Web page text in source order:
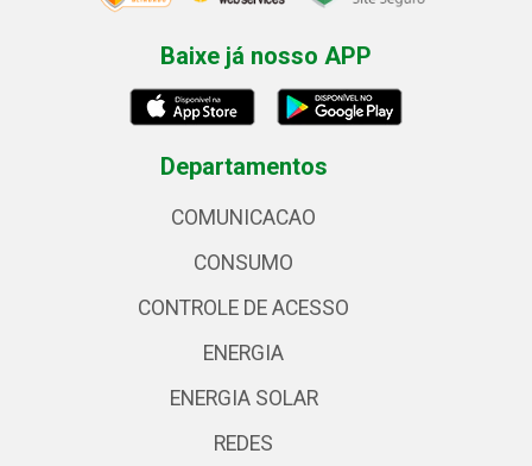
Baixe já nosso APP
Departamentos
COMUNICACAO
CONSUMO
CONTROLE DE ACESSO
ENERGIA
ENERGIA SOLAR
REDES